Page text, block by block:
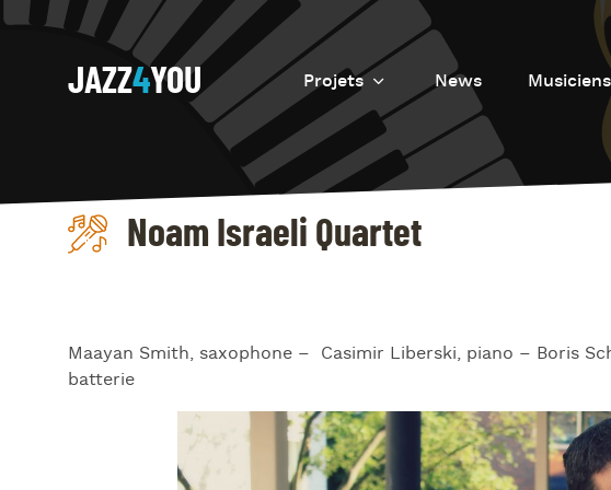
JAZZ4YOU Projets
Introduction
Resurrection
Eretz
News Musiciens
Noam Israeli Quartet
Maayan Smith, saxophone – Casimir Liberski, piano – Boris
batterie